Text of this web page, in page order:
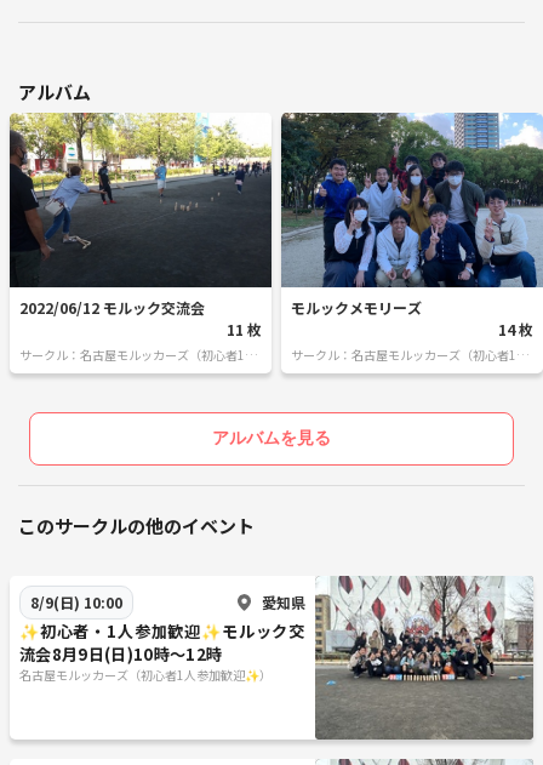
アルバム
2022/06/12 モルック交流会
11 枚
サークル：名古屋モルッカーズ（初心者1人
参加歓迎✨）
モルックメモリーズ
14 枚
サークル：名古屋モルッカーズ（初心者1人
参加歓迎✨）
アルバムを見る
このサークルの他のイベント
8/9(日) 10:00 愛知県
✨初心者・1人参加歓迎✨モルック交
流会8月9日(日)10時〜12時
名古屋モルッカーズ（初心者1人参加歓迎✨）